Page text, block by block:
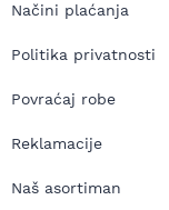
Načini plaćanja
Politika privatnosti
Povraćaj robe
Reklamacije
Naš asortiman